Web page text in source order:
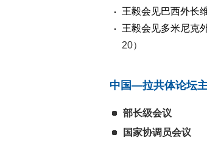
王毅会见巴西外长
王毅会见多米尼克
20）
中国—拉共体论坛
部长级会议
国家协调员会议